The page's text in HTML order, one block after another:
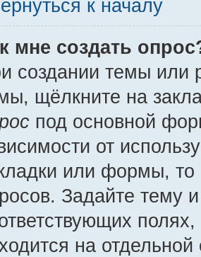
к началу
мне создать
создании темы или
щёлкните на
под основной
от
или формы, то
Задайте тему
на